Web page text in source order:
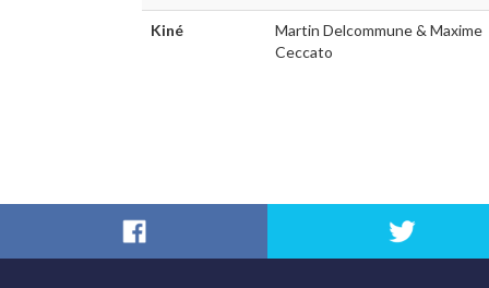
Kiné
Martin Delcommune & Maxime
Ceccato